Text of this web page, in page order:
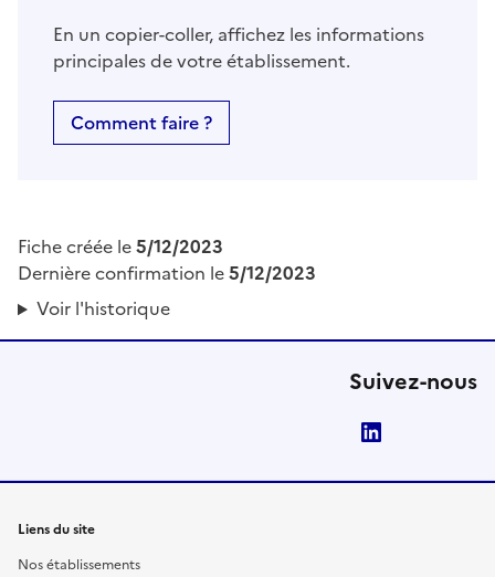
En un copier-coller, affichez les informations
principales de votre établissement.
Comment faire ?
Fiche créée le5/12/2023
Dernière confirmation le5/12/2023
Voir l'historique
Suivez-nous
Liens du site
Nos établissements